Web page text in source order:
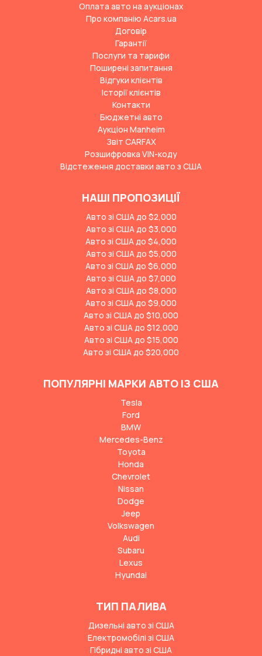
Оплата авто на аукціонах
Про компанію Acars.ua
Договір
Гарантії
Послуги та тарифи
Поширені запитання
Відгуки клієнтів
Історії клієнтів
Контакти
Бюджетні авто
Аукціон Manheim
Звіт CARFAX
Розшифровка VIN-коду
Відстеження доставки авто з США
НАШІ ПРОПОЗИЦІЇ
Авто зі США до $2,000
Авто зі США до $3,000
Авто зі США до $4,000
Авто зі США до $5,000
Авто зі США до $6,000
Авто зі США до $7,000
Авто зі США до $8,000
Авто зі США до $9,000
Авто зі США до $10,000
Авто зі США до $12,000
Авто зі США до $15,000
Авто зі США до $20,000
ПОПУЛЯРНІ МАРКИ АВТО ІЗ США
Tesla
Ford
BMW
Mercedes-Benz
Toyota
Honda
Chevrolet
Nissan
Dodge
Jeep
Volkswagen
Audi
Subaru
Lexus
Hyundai
ТИП ПАЛИВА
Дизельні авто зі США
Електромобілі зі США
Гібридні авто зі США